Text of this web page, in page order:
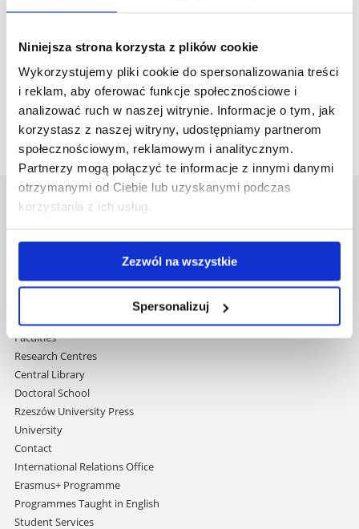
Niniejsza strona korzysta z plików cookie
Wykorzystujemy pliki cookie do spersonalizowania treści
i reklam, aby oferować funkcje społecznościowe i
analizować ruch w naszej witrynie. Informacje o tym, jak
korzystasz z naszej witryny, udostępniamy partnerom
społecznościowym, reklamowym i analitycznym.
Partnerzy mogą połączyć te informacje z innymi danymi
otrzymanymi od Ciebie lub uzyskanymi podczas
korzystania z ich usług.
Zezwól na wszystkie
Spersonalizuj
University of Rzeszów
35-959 Rzeszów, Poland
info@ur.edu.pl
Faculties
Research Centres
Central Library
Doctoral School
Rzeszów University Press
University
Contact
International Relations Office
Erasmus+ Programme
Programmes Taught in English
Student Services